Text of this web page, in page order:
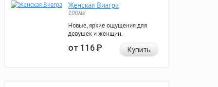
Женская Виагра
100мг
Новые, яркие ощущения для
девушек и женщин.
от 116Р Купить